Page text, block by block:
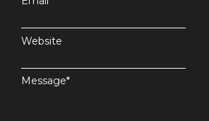
Message*
Website